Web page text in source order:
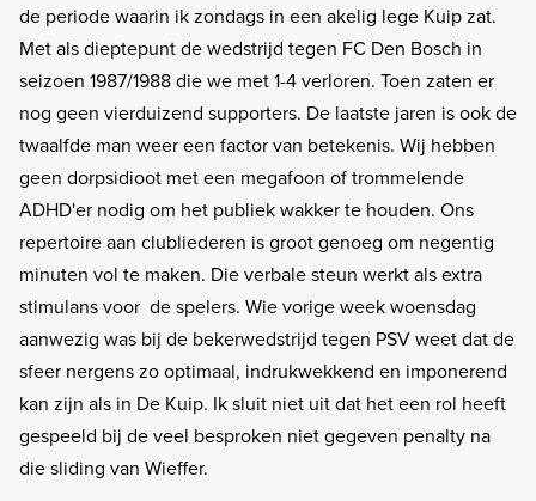
de periode waarin ik zondags in een akelig lege Kuip zat.
Met als dieptepunt de wedstrijd tegen FC Den Bosch in
seizoen 1987/1988 die we met 1-4 verloren. Toen zaten er
nog geen vierduizend supporters. De laatste jaren is ook de
twaalfde man weer een factor van betekenis. Wij hebben
geen dorpsidioot met een megafoon of trommelende
ADHD'er nodig om het publiek wakker te houden. Ons
repertoire aan clubliederen is groot genoeg om negentig
minuten vol te maken. Die verbale steun werkt als extra
stimulans voor de spelers. Wie vorige week woensdag
aanwezig was bij de bekerwedstrijd tegen PSV weet dat de
sfeer nergens zo optimaal, indrukwekkend en imponerend
kan zijn als in De Kuip. Ik sluit niet uit dat het een rol heeft
gespeeld bij de veel besproken niet gegeven penalty na
die sliding van Wieffer.